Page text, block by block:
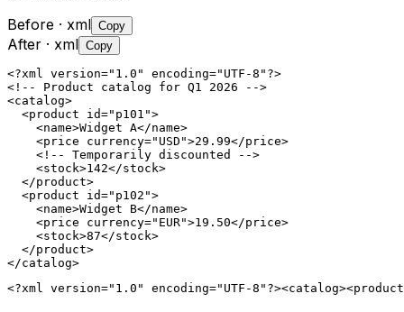
Before · xml Copy
After · xml Copy
<?xml version="1.0" encoding="UTF-8"?>
<!-- Product catalog for Q1 2026 -->
<catalog>
  <product id="p101">
    <name>Widget A</name>
    <price currency="USD">29.99</price>
    <!-- Temporarily discounted -->
    <stock>142</stock>
  </product>
  <product id="p102">
    <name>Widget B</name>
    <price currency="EUR">19.50</price>
    <stock>87</stock>
  </product>
</catalog>
<?xml version="1.0" encoding="UTF-